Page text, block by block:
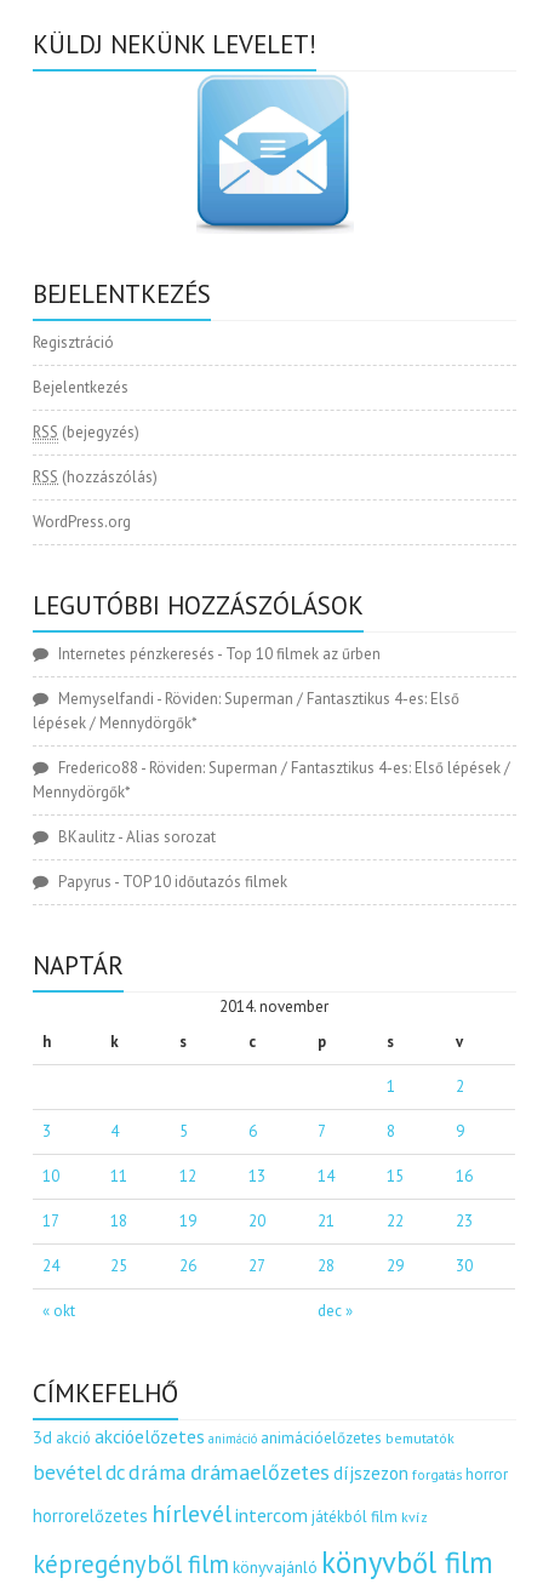
KÜLDJ NEKÜNK LEVELET!
BEJELENTKEZÉS
Regisztráció
Bejelentkezés
RSS (bejegyzés)
RSS (hozzászólás)
WordPress.org
LEGUTÓBBI HOZZÁSZÓLÁSOK
Internetes pénzkeresés - Top 10 filmek az űrben
Memyselfandi - Röviden: Superman / Fantasztikus 4-es: Első
lépések / Mennydörgők*
Frederico88 - Röviden: Superman / Fantasztikus 4-es: Első lépések /
Mennydörgők*
BKaulitz-Alias sorozat
Papyrus - TOP 10 időutazós filmek
NAPTÁR
2014. november
h
k s c p s v
« okt dec »
1 2
3 4 5 6 7 8 9
10 11 12 13 14 15 16
17 18 19 20 21 22 23
24 25 26 27 28 29 30
CÍMKEFELHŐ
3d akció akcióelőzetes animáció animációelőzetes bemutatók
bevételdcdráma drámaelőzetes díjszezon forgatás horror
horrorelőzetes hírlevélintercom játékból film kvíz
képregényből film könyvajánló könyvből film